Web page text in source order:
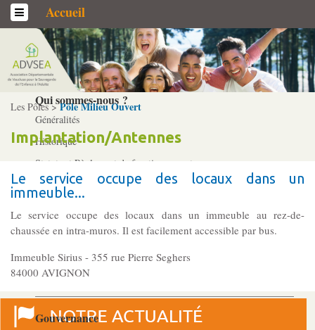
Accueil
L’association
Qui sommes-­nous ?
Généralités
Historique
Statuts et Règlement de fonctionnement
Nos partenaires
Institutionnels
Professionnels
Gouvernance
Les Pôles >Pôle Milieu Ouvert
Implantation/Antennes
Le service occupe des locaux dans un
immeuble...
Le service occupe des locaux dans un immeuble au rez-de-
chaussée en intra-muros. Il est facilement accessible par bus.
Immeuble Sirius - 355 rue Pierre Seghers
84000 AVIGNON